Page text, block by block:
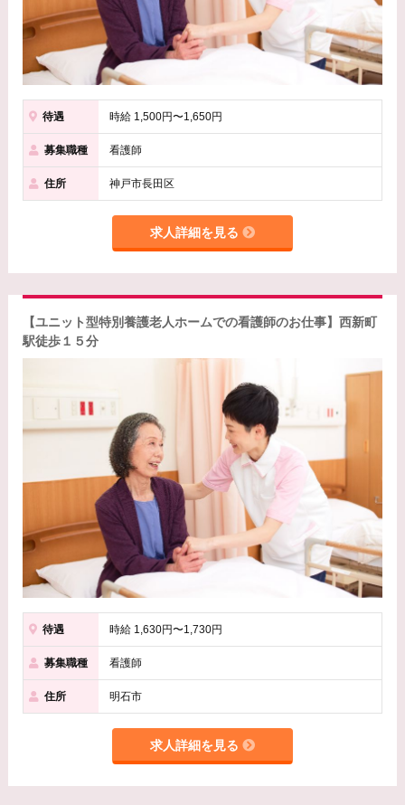
待遇 時給 1,500円〜1,650円
募集職種 看護師
住所 神戸市長田区
求人詳細を見る
【ユニット型特別養護老人ホームでの看護師のお仕事】西新町
駅徒歩１５分
待遇 時給 1,630円〜1,730円
募集職種 看護師
住所 明石市
求人詳細を見る